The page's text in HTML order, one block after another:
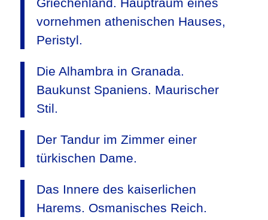
vornehmen athenischen Hauses,
Peristyl.
Die Alhambra in Granada.
Baukunst Spaniens. Maurischer
Stil.
Der Tandur im Zimmer einer
türkischen Dame.
Das Innere des kaiserlichen
Harems. Osmanisches Reich.